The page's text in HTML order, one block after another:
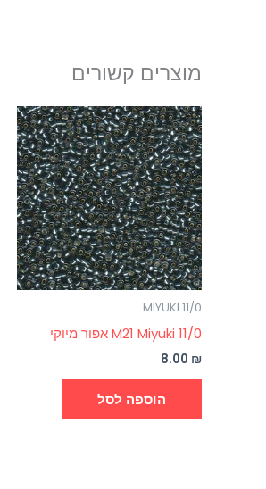
מוצרים קשורים
MIYUKI 11/0
0/M21 Miyuki 11 אפור מיוקי
8.00 ₪
הוספה לסל